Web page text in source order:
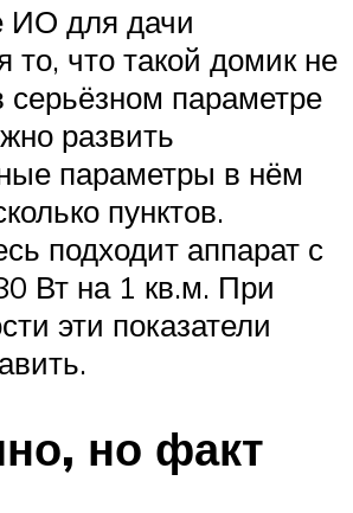
ИО для дачи
то, что такой домик не
серьёзном параметре
развить
параметры в нём
пунктов.
подходит аппарат с
Вт на 1 кв.м. При
эти показатели
но факт